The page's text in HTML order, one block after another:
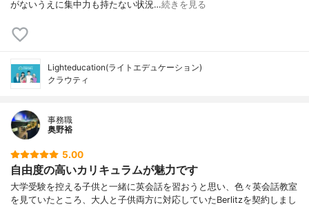
がないうえに集中力も持たない状況…続きを見る
Lighteducation(ライトエデュケーション)
クラウティ
事務職
奥野裕
5.00
自由度の高いカリキュラムが魅力です
大学受験を控える子供と一緒に英会話を習おうと思い、色々英会話教室
を見ていたところ、大人と子供両方に対応していたBerlitzを契約しまし